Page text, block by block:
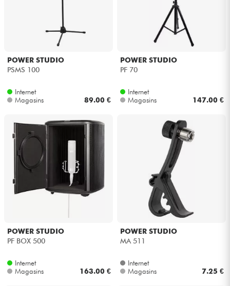
POWER STUDIO
PSMS 100
Internet
Magasins
89.00 €
POWER STUDIO
PF 70
Internet
Magasins
147.00 €
POWER STUDIO
PF BOX 500
Internet
Magasins
163.00 €
POWER STUDIO
MA 511
Internet
Magasins
7.25 €